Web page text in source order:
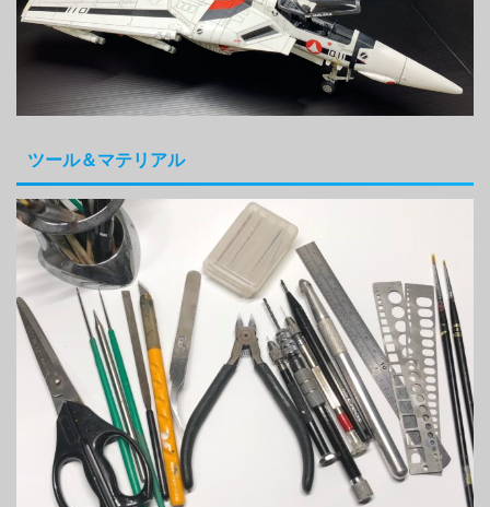
ツール＆マテリアル